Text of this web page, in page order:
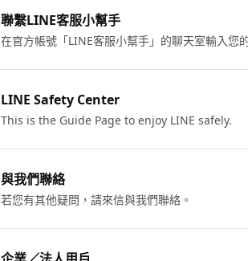
聯繫LINE客服小幫手
在官方帳號「LINE客服小幫手」的聊天室輸入您
LINE Safety Center
This is the Guide Page to enjoy LINE safely.
與我們聯絡
若您有其他疑問，請來信與我們聯絡。